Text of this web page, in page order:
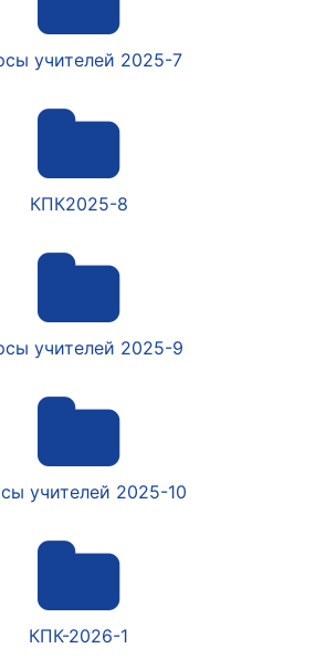
учителей 2025-7
КПК2025-8
учителей 2025-9
учителей 2025-10
КПК-2026-1